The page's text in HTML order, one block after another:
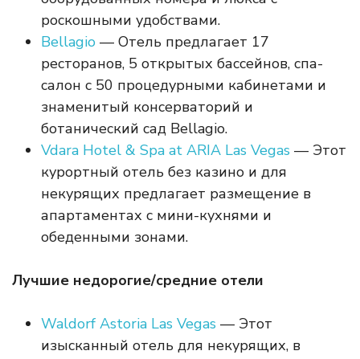
роскошными удобствами.
Bellagio — Отель предлагает 17
ресторанов, 5 открытых бассейнов, спа-
салон с 50 процедурными кабинетами и
знаменитый консерваторий и
ботанический сад Bellagio.
Vdara Hotel & Spa at ARIA Las Vegas — Этот
курортный отель без казино и для
некурящих предлагает размещение в
апартаментах с мини-кухнями и
обеденными зонами.
Лучшие недорогие/средние отели
Waldorf Astoria Las Vegas — Этот
изысканный отель для некурящих, в